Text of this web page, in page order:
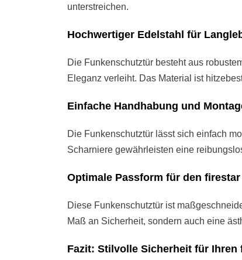
unterstreichen.
Hochwertiger Edelstahl für
Die Funkenschutztür besteht aus
Eleganz verleiht. Das Material ist
Einfache Handhabung und
Die Funkenschutztür lässt sich einfach
Scharniere gewährleisten eine
Optimale Passform für den
Diese Funkenschutztür ist
Maß an Sicherheit, sondern auch eine
Fazit: Stilvolle Sicherheit für Ihren